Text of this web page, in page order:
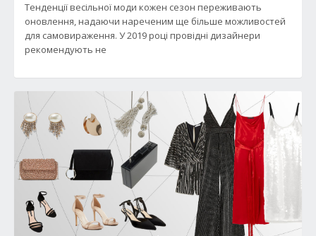
Тенденції весільної моди кожен сезон переживають
оновлення, надаючи нареченим ще більше можливостей
для самовираження. У 2019 році провідні дизайнери
рекомендують не